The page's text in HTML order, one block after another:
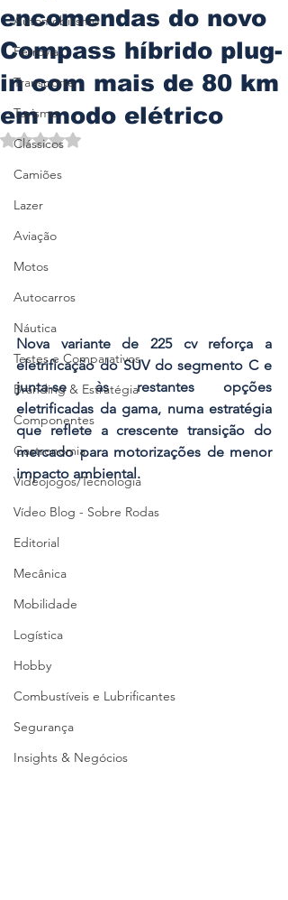
Automobilismo
Ferrovia
Transporte
Turismo
Clássicos
Camiões
Lazer
Aviação
Motos
Autocarros
Náutica
Testes e Comparativos
Branding & Estratégia
Componentes
Gastronomia
Videojogos/Tecnologia
Vídeo Blog - Sobre Rodas
Editorial
Mecânica
Mobilidade
Logística
Hobby
Combustíveis e Lubrificantes
Segurança
Insights & Negócios
encomendas do novo
Compass híbrido plug-
in com mais de 80 km
em modo elétrico
Avaliado com NaN de 5 estrelas.
Nova variante de 225 cv reforça a
eletrificação do SUV do segmento C e
junta-se às restantes opções
eletrificadas da gama, numa estratégia
que reflete a crescente transição do
mercado para motorizações de menor
impacto ambiental.